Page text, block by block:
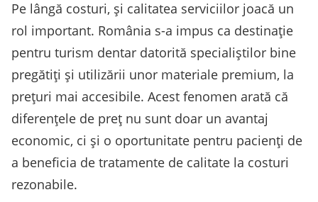
Pe lângă costuri, și calitatea serviciilor joacă un
rol important. România s-a impus ca destinație
pentru turism dentar datorită specialiștilor bine
pregătiți și utilizării unor materiale premium, la
prețuri mai accesibile. Acest fenomen arată că
diferențele de preț nu sunt doar un avantaj
economic, ci și o oportunitate pentru pacienți de
a beneficia de tratamente de calitate la costuri
rezonabile.